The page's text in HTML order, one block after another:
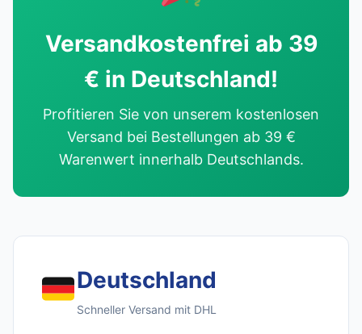
Versandkostenfrei ab 39
€ in Deutschland!
Profitieren Sie von unserem kostenlosen
Versand bei Bestellungen ab 39 €
Warenwert innerhalb Deutschlands.
Deutschland
Schneller Versand mit DHL